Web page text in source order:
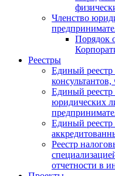
Членство
Порядок
Реестры
Единый реестр
Единый
юридических
Единый реестр
Реестр
отчетности в